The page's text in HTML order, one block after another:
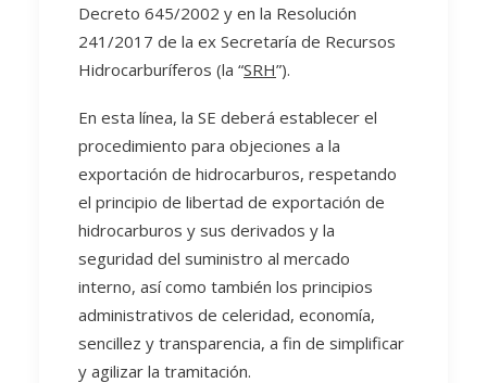
Decreto 645/2002 y en la Resolución
241/2017 de la ex Secretaría de Recursos
Hidrocarburíferos (la “SRH”).
En esta línea, la SE deberá establecer el
procedimiento para objeciones a la
exportación de hidrocarburos, respetando
el principio de libertad de exportación de
hidrocarburos y sus derivados y la
seguridad del suministro al mercado
interno, así como también los principios
administrativos de celeridad, economía,
sencillez y transparencia, a fin de simplificar
y agilizar la tramitación.